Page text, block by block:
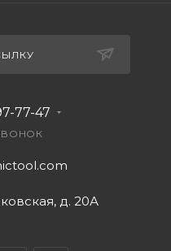
77-47
д. 20А